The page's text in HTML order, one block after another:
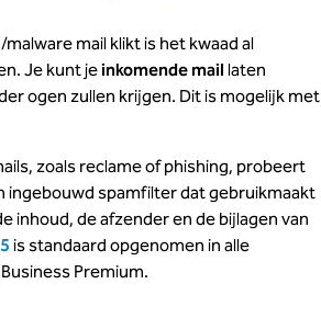
mail klikt is het kwaad al
Je kunt jeinkomende maillaten
ogen zullen krijgen. Dit is mogelijk met
zoals reclame of phishing, probeert
spamfilter dat gebruikmaakt
inhoud, de afzender en de bijlagen van
is standaard opgenomen in alle
Premium.